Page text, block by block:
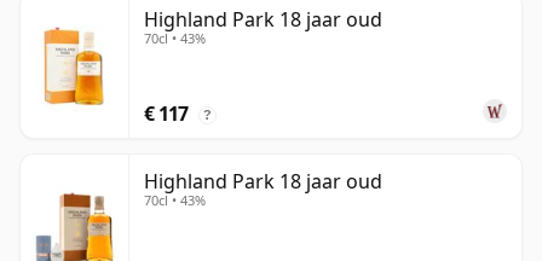
Highland Park 18 jaar oud
70cl • 43%
€ 117 ?
Highland Park 18 jaar oud
70cl • 43%